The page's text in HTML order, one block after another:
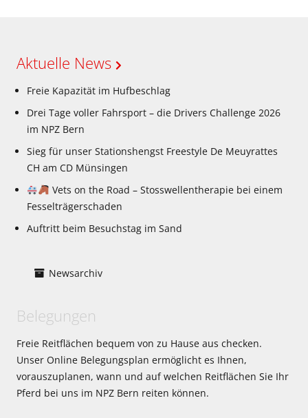
Aktuelle News
Freie Kapazität im Hufbeschlag
Drei Tage voller Fahrsport – die Drivers Challenge 2026
im NPZ Bern
Sieg für unser Stationshengst Freestyle De Meuyrattes
CH am CD Münsingen
Vets on the Road – Stosswellentherapie bei einem
Fesselträgerschaden
Auftritt beim Besuchstag im Sand
Newsarchiv
Belegungen
Freie Reitflächen bequem von zu Hause aus checken.
Unser Online Belegungsplan ermöglicht es Ihnen,
vorauszuplanen, wann und auf welchen Reitflächen Sie Ihr
Pferd bei uns im NPZ Bern reiten können.